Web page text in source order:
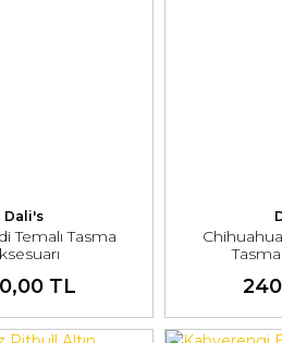
Dali's
Temalı Tasma
TL